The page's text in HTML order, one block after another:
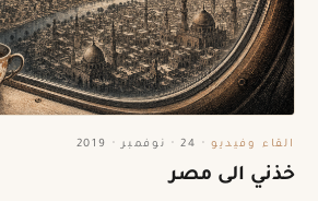
القاء وفيديو· 24 · نوفمبر · 2019
خذني الى مصر